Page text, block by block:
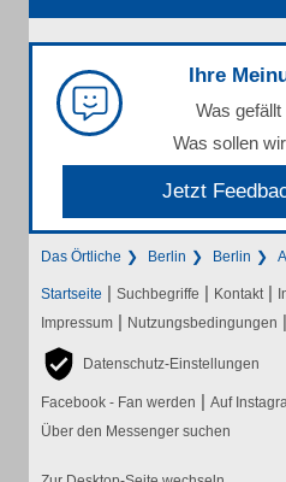
Ihre
Was
Was sollen
Jetzt
Das Örtliche Berlin Berlin
Startseite | Suchbegriffe | Kontakt |
Impressum | Nutzungsbedingungen |
Datenschutz-Einstellungen
Facebook - Fan werden | Auf
Über den Messenger suchen